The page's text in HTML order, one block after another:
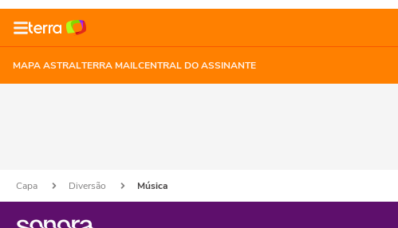
MAPA ASTRALTERRA MAILCENTRAL DO ASSINANTE
Capa Diversão Música